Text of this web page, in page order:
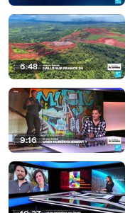
6:48
9:16